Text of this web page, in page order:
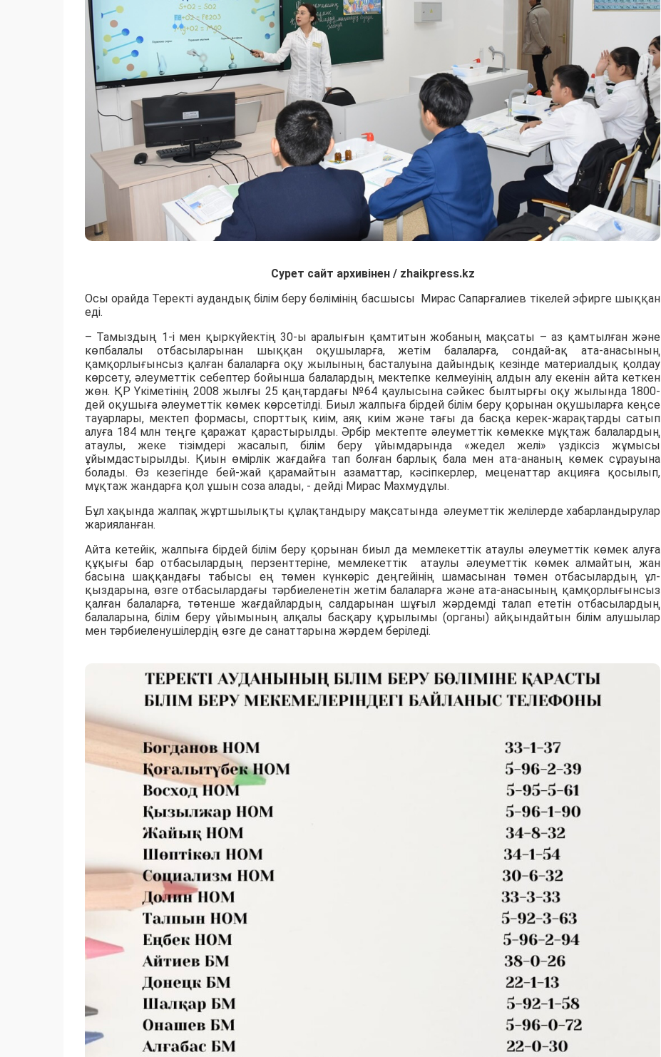
Сурет сайт архивінен / zhaikpress.kz
Осы орайда Теректі аудандық білім беру бөлімінің басшысы Мирас Сапарғалиев тікелей эфирге шыққан
еді.
– Тамыздың 1-i мен қыркүйектiң 30-ы аралығын қамтитын жобаның мақсаты –аз қамтылған және
көпбалалы отбасыларынан шыққан оқушыларға, жетім балаларға, сондай-ақ ата-анасының
қамқорлығынсыз қалған балаларға оқу жылының басталуына дайындық кезінде материалдық қолдау
көрсету, әлеуметтік себептер бойынша балалардың мектепке келмеуінің алдын алу екенін айта кеткен
жөн. ҚР Үкіметінің 2008 жылғы 25 қаңтардағы №64 қаулысынасәйкес былтырғы оқу жылында 1800-
дей оқушыға әлеуметтік көмек көрсетілді. Биыл жалпыға бірдей білім беру қорынан оқушыларға кеңсе
тауарлары, мектеп формасы, спорттық киім, аяқ киім және тағы да басқа керек-жарақтарды сатып
алуға 184 млн теңге қаражат қарастырылды. Әрбір мектепте әлеуметтік көмекке мұқтаж балалардың
атаулы, жеке тізімдері жасалып, білім беру ұйымдарында «жедел желі» үздіксіз жұмысы
ұйымдастырылды. Қиын өмірлік жағдайға тап болған барлық бала мен ата-ананың көмек сұрауына
болады. Өз кезегінде бей-жай қарамайтын азаматтар, кәсіпкерлер, меценаттар акцияға қосылып,
мұқтаж жандарға қол ұшын соза алады, - дейді Мирас Махмудұлы.
Бұл хақында жалпақ жұртшылықты құлақтандыру мақсатында әлеуметтік желілерде хабарландырулар
жарияланған.
Айта кетейік, жалпыға бірдей білім беру қорынан биыл да мемлекеттік атаулы әлеуметтік көмек алуға
құқығы бар отбасылардың перзенттеріне, мемлекеттік атаулы әлеуметтік көмек алмайтын, жан
басына шаққандағы табысы ең төмен күнкөріс деңгейінің шамасынан төмен отбасылардың ұл-
қыздарына, өзге отбасылардағы тәрбиеленетін жетім балаларға және ата-анасының қамқорлығынсыз
қалған балаларға, төтенше жағдайлардың салдарынан шұғыл жәрдемді талап ететін отбасылардың
балаларына, білім беру ұйымының алқалы басқару құрылымы (органы) айқындайтын білім алушылар
мен тәрбиеленушілердің өзге де санаттарына жәрдем беріледі.